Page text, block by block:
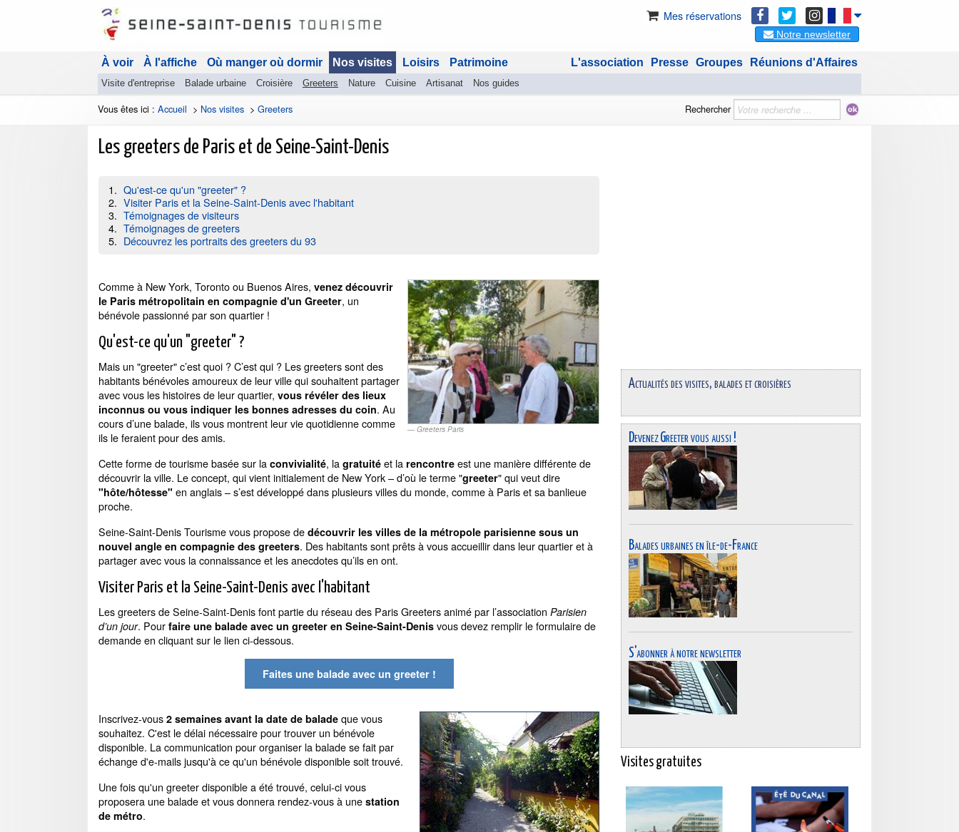
Mes réservations
Notre newsletter
À voir À l'affiche Où manger où dormir Nos visites
Visite d'entreprise Balade urbaine Croisière Greeters Nature Cuisine Artisanat Nos guides
Loisirs Patrimoine Réunions d'Affaires
Groupes
Presse
L'association
Vous êtes ici : Accueil > Nos visites > Greeters Rechercher
Les greeters de Paris et de Seine-Saint-Denis
Qu'est-ce qu'un "greeter" ?
Visiter Paris et la Seine-Saint-Denis avec l'habitant
Témoignages de visiteurs
Témoignages de greeters
Découvrez les portraits des greeters du 93
Greeters Paris
Comme à New York, Toronto ou Buenos Aires, venez découvrir
le Paris métropolitain en compagnie d'un Greeter, un
bénévole passionné par son quartier !
Qu'est-ce qu'un "greeter" ?
Mais un "greeter" c’est quoi ? C’est qui ? Les greeters sont des
habitants bénévoles amoureux de leur ville qui souhaitent partager
avec vous les histoires de leur quartier, vous révéler des lieux
inconnus ou vous indiquer les bonnes adresses du coin. Au
cours d’une balade, ils vous montrent leur vie quotidienne comme
ils le feraient pour des amis.
Cette forme de tourisme basée sur la convivialité, la gratuité et la rencontre est une manière différente de
découvrir la ville. Le concept, qui vient initialement de New York – d’où le terme "greeter" qui veut dire
"hôte/hôtesse" en anglais – s’est développé dans plusieurs villes du monde, comme à Paris et sa banlieue
proche.
Seine-Saint-Denis Tourisme vous propose de découvrir les villes de la métropole parisienne sous un
nouvel angle en compagnie des greeters. Des habitants sont prêts à vous accueillir dans leur quartier et à
partager avec vous la connaissance et les anecdotes qu’ils en ont.
Visiter Paris et la Seine-Saint-Denis avec l'habitant
Les greeters de Seine-Saint-Denis font partie du réseau des Paris Greeters animé par l’association Parisien
d’un jour. Pour faire une balade avec un greeter en Seine-Saint-Denis vous devez remplir le formulaire de
demande en cliquant sur le lien ci-dessous.
Faites une balade avec un greeter !
Inscrivez-vous 2 semaines avant la date de balade que vous
souhaitez. C'est le délai nécessaire pour trouver un bénévole
disponible. La communication pour organiser la balade se fait par
échange d'e-mails jusqu'à ce qu'un bénévole disponible soit trouvé.
Une fois qu'un greeter disponible a été trouvé, celui-ci vous
proposera une balade et vous donnera rendez-vous à une station
de métro.
Actualités des visites, balades et croisières
Devenez Greeter vous aussi !
Balades urbaines en île-de-France
S'abonner à notre newsletter
Visites gratuites